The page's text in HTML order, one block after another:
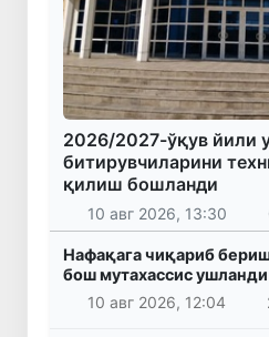
2026/2027-ўқув йили
битирувчиларини
қилиш бошланди
10 авг 2026, 13:30
Нафақага чиқариб
бош мутахассис ушланди
10 авг 2026, 12:04